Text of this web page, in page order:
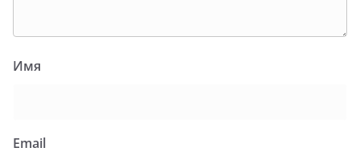
Имя
Email